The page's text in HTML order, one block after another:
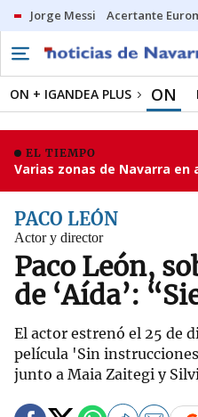
Jorge Messi Acertante
ON + IGANDEA PLUS ON
EL TIEMPO
Varias zonas de Navarra
PACO LEÓN
Actor y director
Paco León,
de ‘Aída’:
El actor estrenó el 25 de
película 'Sin
junto a Maia Zaitegi y